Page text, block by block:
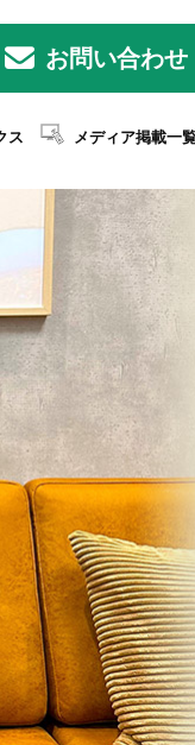
お問い合わ
ス メディア掲載一